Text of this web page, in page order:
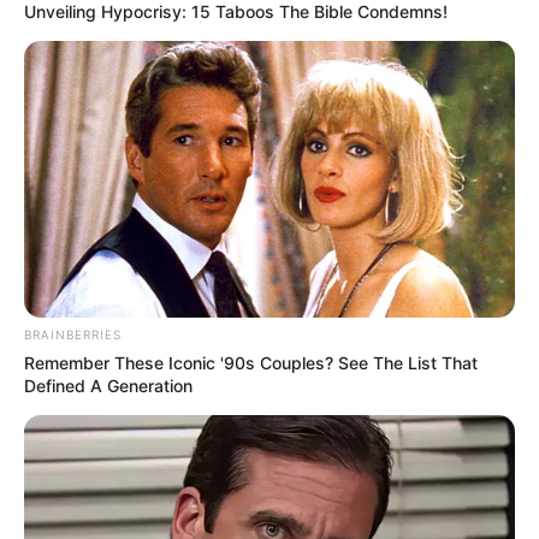
Unveiling Hypocrisy: 15 Taboos The Bible Condemns!
BRAINBERRIES
Remember These Iconic '90s Couples? See The List That
Defined A Generation